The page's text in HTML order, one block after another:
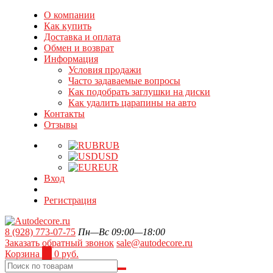
О компании
Как купить
Доставка и оплата
Обмен и возврат
Информация
Условия продажи
Часто задаваемые вопросы
Как подобрать заглушки на диски
Как удалить царапины на авто
Контакты
Отзывы
RUB
USD
EUR
Вход
Регистрация
8 (928) 773-07-75 Пн—Вс 09:00—18:00
Заказать обратный звонок sale@autodecore.ru
Корзина
0 руб.